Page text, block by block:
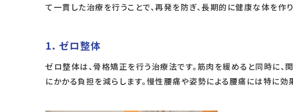
て一貫した治療を行うことで、再発を防ぎ、長期的に健康な体を作
1. ゼロ整体
ゼロ整体は、骨格矯正を行う治療法です。筋肉を緩めると同時に、
にかかる負担を減らします。慢性腰痛や姿勢による腰痛には特に効